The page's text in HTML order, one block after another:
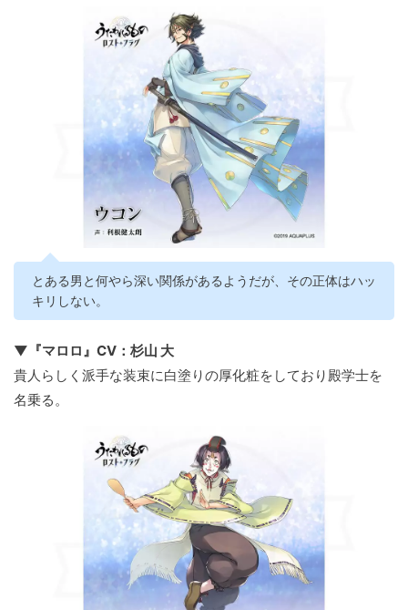
とある男と何やら深い関係があるようだが、その正体はハッ
キリしない。
▼『マロロ』CV：杉山 大
貴人らしく派手な装束に白塗りの厚化粧をしており殿学士を
名乗る。